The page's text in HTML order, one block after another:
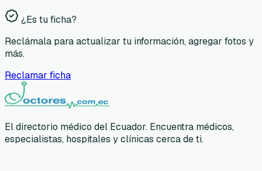
¿Es tu ficha?
Reclámala para actualizar tu información, agregar fotos y
más.
Reclamar ficha
El directorio médico del Ecuador. Encuentra médicos,
especialistas, hospitales y clínicas cerca de ti.